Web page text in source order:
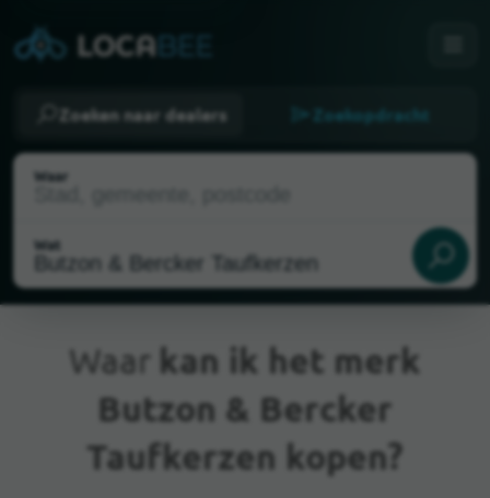
Zoeken naar dealers Zoekopdracht
Waar
Wat
Huidige locatie
Waar kan ik het merk
Butzon & Bercker
Taufkerzen kopen?